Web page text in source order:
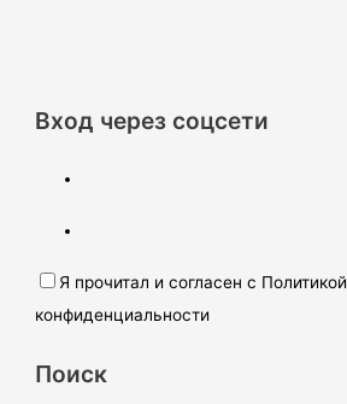
Вход через соцсети
Я прочитал и согласен с Политикой
конфиденциальности
Поиск